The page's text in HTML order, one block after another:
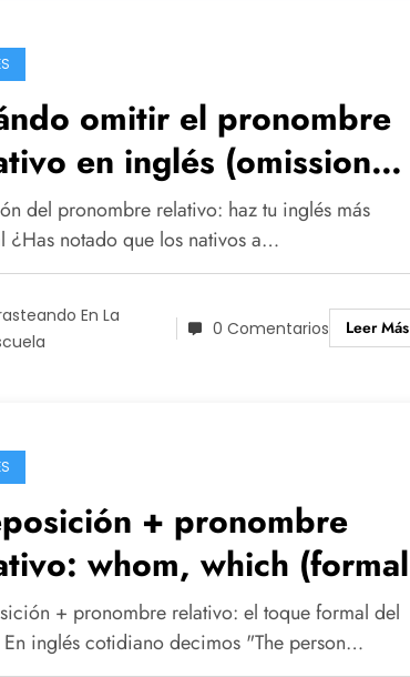
omitir el pronombre
en inglés (omission
del pronombre relativo: haz tu inglés más
¿Has notado que los nativos a…
En La
0 Comentarios Leer Más
+ pronombre
whom, which (formal
+ pronombre relativo: el toque formal del
inglés cotidiano decimos "The person…